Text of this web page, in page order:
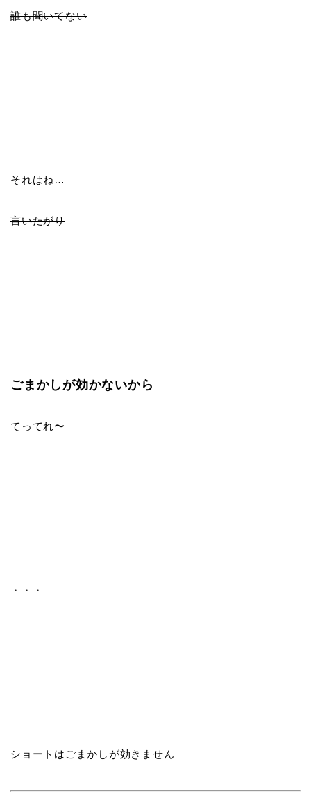
誰も聞いてない
それはね…
言いたがり
ごまかしが効かないから
てってれ〜
・・・
ショートはごまかしが効きません